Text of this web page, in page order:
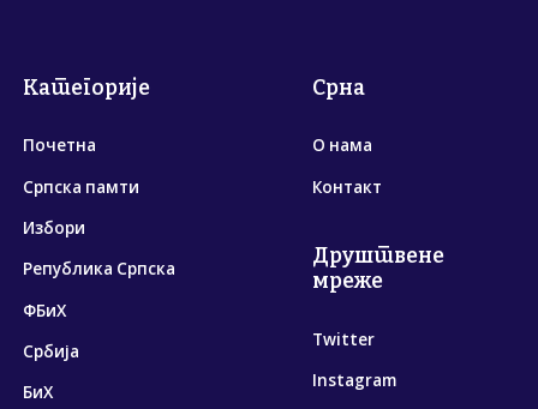
Категорије
Почетна
Српска памти
Избори
Република Српска
ФБиХ
Србија
БиХ
Срна
О нама
Контакт
Друштвене
мреже
Twitter
Instagram